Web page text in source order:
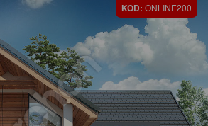
KOD: ONLINE200